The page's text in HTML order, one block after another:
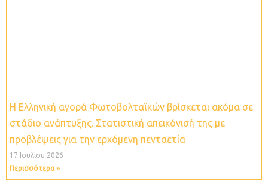
Η Ελληνική αγορά Φωτοβολταϊκών βρίσκεται ακόμα σε
στάδιο ανάπτυξης. Στατιστική απεικόνισή της με
προβλέψεις για την ερχόμενη πενταετία
17 Ιουλίου 2026
Περισσότερα »